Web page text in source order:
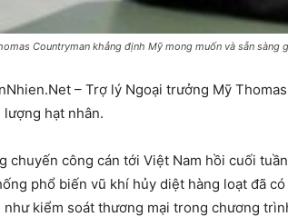
Countryman khẳng định Mỹ mong muốn và sẵn sàng
– Trợ lý Ngoại trưởng Mỹ
lượng hạt nhân.
chuyến công cán tới Việt Nam hồi cuối
phổ biến vũ khí hủy diệt hàng loạt đã
như kiểm soát thương mại trong chương